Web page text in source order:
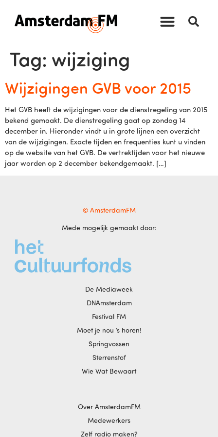
Tag: wijziging
Wijzigingen GVB voor 2015
Het GVB heeft de wijzigingen voor de dienstregeling van 2015
bekend gemaakt. De dienstregeling gaat op zondag 14
december in. Hieronder vindt u in grote lijnen een overzicht
van de wijzigingen. Exacte tijden en frequenties kunt u vinden
op de website van het GVB. De vertrektijden voor het nieuwe
jaar worden op 2 december bekendgemaakt. […]
© AmsterdamFM
Mede mogelijk gemaakt door:
De Mediaweek
DNAmsterdam
Festival FM
Moet je nou ‘s horen!
Springvossen
Sterrenstof
Wie Wat Bewaart
Over AmsterdamFM
Medewerkers
Zelf radio maken?